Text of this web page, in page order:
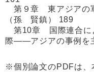
第９章 東アジアの
（孫 賢鎮） 189
第10章 国際連合に
際――アジアの事例を
※個別論文のPDFは、